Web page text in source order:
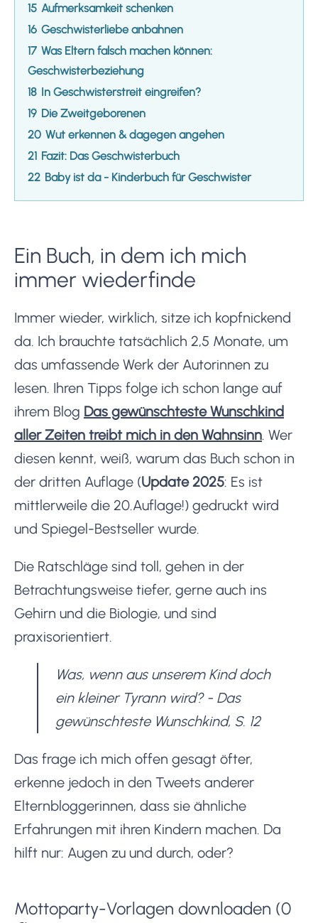
15 Aufmerksamkeit schenken
16 Geschwisterliebe anbahnen
17 Was Eltern falsch machen können:
Geschwisterbeziehung
18 In Geschwisterstreit eingreifen?
19 Die Zweitgeborenen
20 Wut erkennen & dagegen angehen
21 Fazit: Das Geschwisterbuch
22 Baby ist da - Kinderbuch für Geschwister
Ein Buch, in dem ich mich
immer wiederfinde
Immer wieder, wirklich, sitze ich kopfnickend
da. Ich brauchte tatsächlich 2,5 Monate, um
das umfassende Werk der Autorinnen zu
lesen. Ihren Tipps folge ich schon lange auf
ihrem Blog Das gewünschteste Wunschkind
aller Zeiten treibt mich in den Wahnsinn. Wer
diesen kennt, weiß, warum das Buch schon in
der dritten Auflage (Update 2025: Es ist
mittlerweile die 20.Auflage!) gedruckt wird
und Spiegel-Bestseller wurde.
Die Ratschläge sind toll, gehen in der
Betrachtungsweise tiefer, gerne auch ins
Gehirn und die Biologie, und sind
praxisorientiert.
Was, wenn aus unserem Kind doch
ein kleiner Tyrann wird? - Das
gewünschteste Wunschkind, S. 12
Das frage ich mich offen gesagt öfter,
erkenne jedoch in den Tweets anderer
Elternbloggerinnen, dass sie ähnliche
Erfahrungen mit ihren Kindern machen. Da
hilft nur: Augen zu und durch, oder?
Mottoparty-Vorlagen downloaden (0